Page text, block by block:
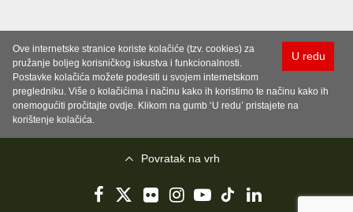
U redu
Ove internetske stranice koriste kolačiće (tzv. cookies) za
pružanje boljeg korisničkog iskustva i funkcionalnosti.
Postavke kolačića možete podesiti u svojem internetskom
pregledniku. Više o kolačićima i načinu kako ih koristimo te načinu kako ih
onemogućiti pročitajte ovdje. Klikom na gumb ‘U redu’ pristajete na
korištenje kolačića.
Povratak na vrh